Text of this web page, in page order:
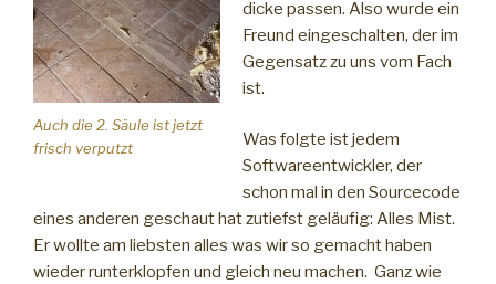
Auch die 2. Säule ist jetzt
frisch verputzt
dicke passen. Also wurde ein
Freund eingeschalten, der im
Gegensatz zu uns vom Fach
ist.
Was folgte ist jedem
Softwareentwickler, der
schon mal in den Sourcecode
eines anderen geschaut hat zutiefst geläufig: Alles Mist.
Er wollte am liebsten alles was wir so gemacht haben
wieder runterklopfen und gleich neu machen. Ganz wie